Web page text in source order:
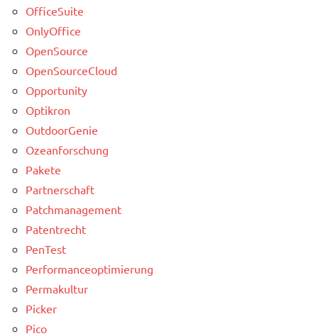
OfficeSuite
OnlyOffice
OpenSource
OpenSourceCloud
Opportunity
Optikron
OutdoorGenie
Ozeanforschung
Pakete
Partnerschaft
Patchmanagement
Patentrecht
PenTest
Performanceoptimierung
Permakultur
Picker
Pico